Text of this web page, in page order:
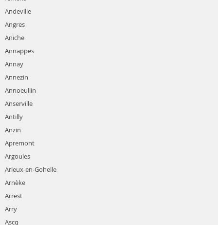
Andeville
Angres
Aniche
Annappes
Annay
Annezin
Annoeullin
Anserville
Antilly
Anzin
Apremont
Argoules
Arleux-en-Gohelle
Arnèke
Arrest
Arry
Ascq